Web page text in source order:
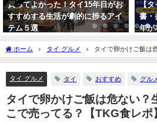
【タイ語独学に最強】タイ語辞
書・参考書おすすめ5選！在住10
年が本音レビュー
農家
畑」
2019
ホーム タイ グルメ
タイで卵かけご飯は
ってる？【TKG食レポ】
タイ グルメ タイ おすすめ グル
タイで卵かけご飯は危ない？
こで売ってる？【TKG食レポ